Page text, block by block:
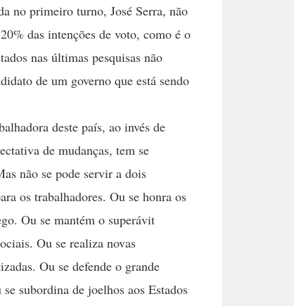
no primeiro turno, José Serra, não
das intenções de voto, como é o
nas últimas pesquisas não
de um governo que está sendo
deste país, ao invés de
de mudanças, tem se
não se pode servir a dois
os trabalhadores. Ou se honra os
Ou se mantém o superávit
Ou se realiza novas
Ou se defende o grande
subordina de joelhos aos Estados